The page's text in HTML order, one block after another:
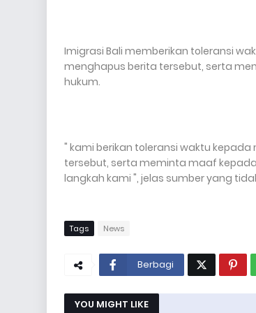
Imigrasi Bali memberikan toleransi
menghapus berita tersebut, serta
hukum.
" kami berikan toleransi waktu
tersebut, serta meminta maaf
langkah kami ", jelas sumber yang
Tags News
Berbagi
YOU MIGHT LIKE